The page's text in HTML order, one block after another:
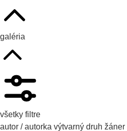
galéria
všetky filtre
autor / autorka výtvarný druh žáner